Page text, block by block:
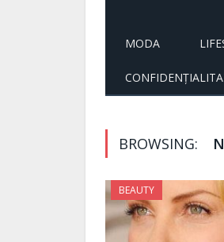
MODA
BROWSING:
BEAUTY